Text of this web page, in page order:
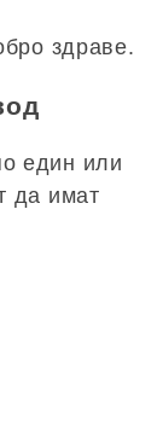
здраве.
един или
да имат